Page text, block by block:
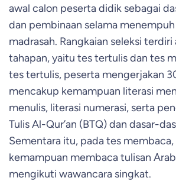
awal calon peserta didik sebagai
dan pembinaan selama
madrasah. Rangkaian seleksi terdiri
tahapan, yaitu tes tertulis dan tes
tes tertulis, peserta mengerjakan
mencakup kemampuan literasi
menulis, literasi numerasi, serta
Tulis Al-Qur’an (BTQ) dan dasar-
Sementara itu, pada tes
kemampuan membaca tulisan
mengikuti wawancara singkat.